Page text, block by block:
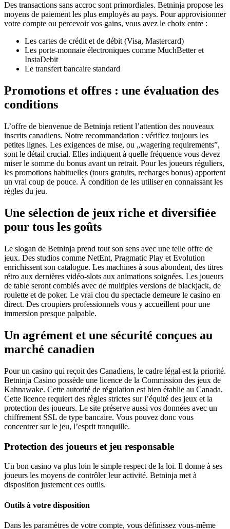
Des transactions sans accroc sont primordiales. Betninja propose les
moyens de paiement les plus employés au pays. Pour approvisionner
votre compte ou percevoir vos gains, vous avez le choix entre :
Les cartes de crédit et de débit (Visa, Mastercard)
Les porte-monnaie électroniques comme MuchBetter et
InstaDebit
Le transfert bancaire standard
Promotions et offres : une évaluation des
conditions
L’offre de bienvenue de Betninja retient l’attention des nouveaux
inscrits canadiens. Notre recommandation : vérifiez toujours les
petites lignes. Les exigences de mise, ou „wagering requirements”,
sont le détail crucial. Elles indiquent à quelle fréquence vous devez
miser le somme du bonus avant un retrait. Pour les joueurs réguliers,
les promotions habituelles (tours gratuits, recharges bonus) apportent
un vrai coup de pouce. À condition de les utiliser en connaissant les
règles du jeu.
Une sélection de jeux riche et diversifiée
pour tous les goûts
Le slogan de Betninja prend tout son sens avec une telle offre de
jeux. Des studios comme NetEnt, Pragmatic Play et Evolution
enrichissent son catalogue. Les machines à sous abondent, des titres
rétro aux dernières vidéo-slots aux animations soignées. Les joueurs
de table seront comblés avec de multiples versions de blackjack, de
roulette et de poker. Le vrai clou du spectacle demeure le casino en
direct. Des croupiers professionnels vous y accueillent pour une
immersion presque palpable.
Un agrément et une sécurité conçues au
marché canadien
Pour un casino qui reçoit des Canadiens, le cadre légal est la priorité.
Betninja Casino possède une licence de la Commission des jeux de
Kahnawake. Cette autorité de régulation est bien établie au Canada.
Cette licence requiert des règles strictes sur l’équité des jeux et la
protection des joueurs. Le site préserve aussi vos données avec un
chiffrement SSL de type bancaire. Vous pouvez donc vous
concentrer sur le jeu, l’esprit tranquille.
Protection des joueurs et jeu responsable
Un bon casino va plus loin le simple respect de la loi. Il donne à ses
joueurs les moyens de contrôler leur activité. Betninja met à
disposition justement ces outils.
Outils à votre disposition
Dans les paramètres de votre compte, vous définissez vous-même